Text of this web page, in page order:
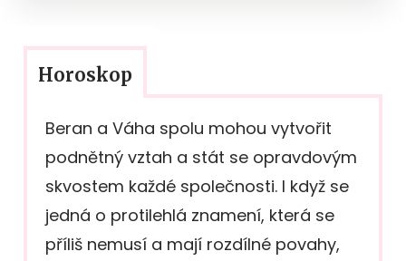
Horoskop
Beran a Váha spolu mohou vytvořit
podnětný vztah a stát se opravdovým
skvostem každé společnosti. I když se
jedná o protilehlá znamení, která se
příliš nemusí a mají rozdílné povahy,